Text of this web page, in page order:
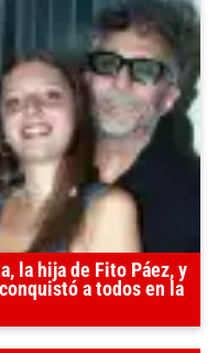
la hija de Fito Páez, y
a todos en la